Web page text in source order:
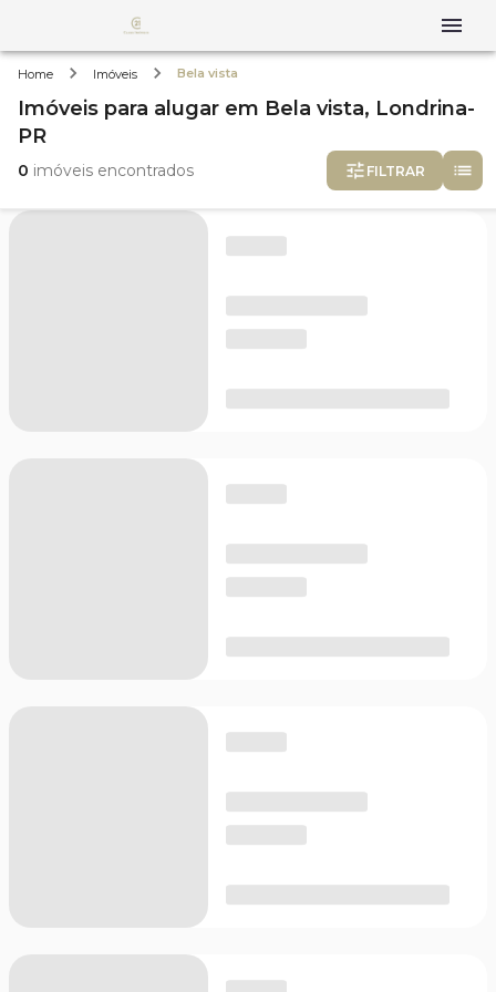
Home Imóveis Bela vista
Imóveis para alugar em Bela vista, Londrina-
PR
0 imóveis encontrados FILTRAR